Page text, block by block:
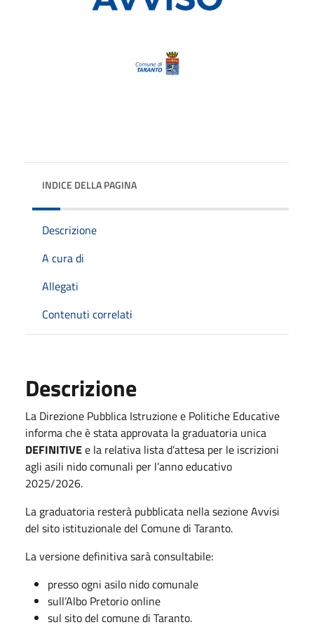
INDICE DELLA PAGINA
Descrizione
A cura di
Allegati
Contenuti correlati
Descrizione
La Direzione Pubblica Istruzione e Politiche Educative
informa che è stata approvata la graduatoria unica
DEFINITIVEe la relativa lista d’attesa per le iscrizioni
agli asili nido comunali per l’anno educativo
2025/2026.
La graduatoria resterà pubblicata nella sezione Avvisi
del sito istituzionale del Comune di Taranto.
La versione definitiva sarà consultabile:
presso ogni asilo nido comunale
sull’Albo Pretorio online
sul sito del comune di Taranto.